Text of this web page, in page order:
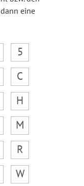
eine
5
C
H
M
R
W